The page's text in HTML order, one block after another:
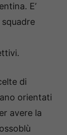
E’
di
orientati
avere la